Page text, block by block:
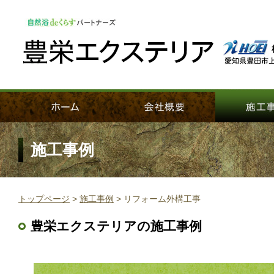
施工事例
トップページ 施工事例 リフォーム外構工事
豊栄エクステリアの施工事例